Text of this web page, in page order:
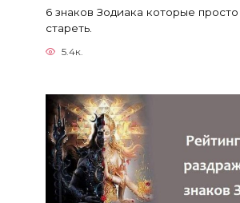
6 знаков Зодиака которые
стареть.
5.4к.